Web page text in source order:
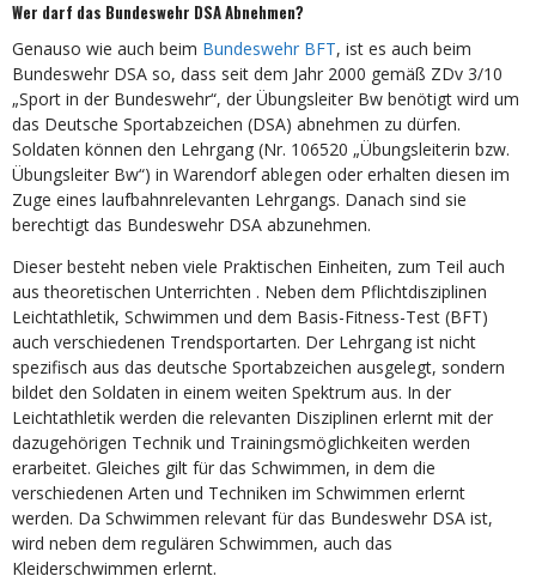
Wer darf das Bundeswehr DSA Abnehmen?
Genauso wie auch beim Bundeswehr BFT, ist es auch beim
Bundeswehr DSA so, dass seit dem Jahr 2000 gemäß ZDv 3/10
„Sport in der Bundeswehr“, der Übungsleiter Bw benötigt wird um
das Deutsche Sportabzeichen (DSA) abnehmen zu dürfen.
Soldaten können den Lehrgang (Nr. 106520 „Übungsleiterin bzw.
Übungsleiter Bw“) in Warendorf ablegen oder erhalten diesen im
Zuge eines laufbahnrelevanten Lehrgangs. Danach sind sie
berechtigt das Bundeswehr DSA abzunehmen.
Dieser besteht neben viele Praktischen Einheiten, zum Teil auch
aus theoretischen Unterrichten . Neben dem Pflichtdisziplinen
Leichtathletik, Schwimmen und dem Basis-Fitness-Test (BFT)
auch verschiedenen Trendsportarten. Der Lehrgang ist nicht
spezifisch aus das deutsche Sportabzeichen ausgelegt, sondern
bildet den Soldaten in einem weiten Spektrum aus. In der
Leichtathletik werden die relevanten Disziplinen erlernt mit der
dazugehörigen Technik und Trainingsmöglichkeiten werden
erarbeitet. Gleiches gilt für das Schwimmen, in dem die
verschiedenen Arten und Techniken im Schwimmen erlernt
werden. Da Schwimmen relevant für das Bundeswehr DSA ist,
wird neben dem regulären Schwimmen, auch das
Kleiderschwimmen erlernt.